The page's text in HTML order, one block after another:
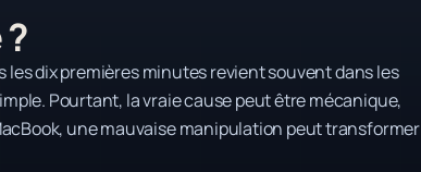
les dix premières minutes revient souvent dans les
Pourtant, la vraie cause peut être mécanique,
une mauvaise manipulation peut transformer